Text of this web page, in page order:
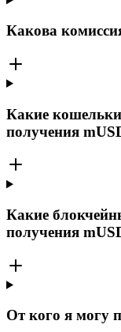
Какова
Какие
получения
Какие
получения
От кого я могу